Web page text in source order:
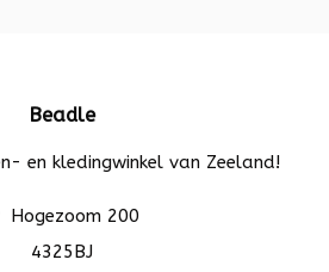
Beadle
en kledingwinkel van Zeeland!
Hogezoom 200
4325BJ